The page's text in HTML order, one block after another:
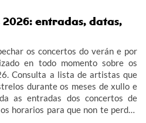
entradas, datas,
os concertos do verán e por
en todo momento sobre os
Consulta a lista de artistas que
durante os meses de xullo e
as entradas dos concertos de
horarios para que non te perdas